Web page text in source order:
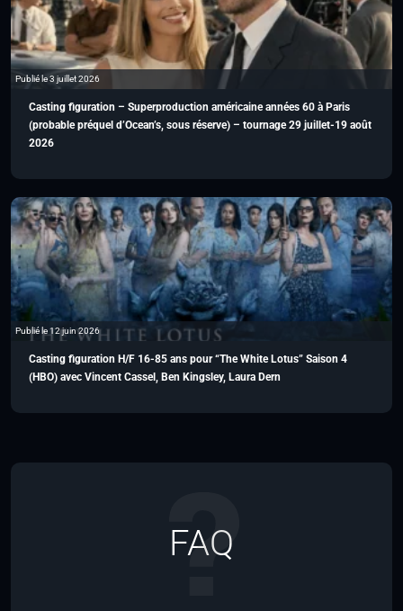
Publié le 3 juillet 2026
Casting figuration – Superproduction américaine années 60 à Paris
(probable préquel d’Ocean’s, sous réserve) – tournage 29 juillet-19 août
2026
Publié le 12 juin 2026
Casting figuration H/F 16-85 ans pour “The White Lotus” Saison 4
(HBO) avec Vincent Cassel, Ben Kingsley, Laura Dern
FAQ